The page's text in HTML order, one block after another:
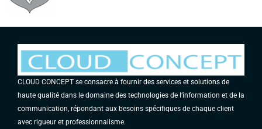
CLOUD CONCEPT se consacre à fournir des services et solutions de
haute qualité dans le domaine des technologies de l’information et de la
communication, répondant aux besoins spécifiques de chaque client
avec rigueur et professionnalisme.